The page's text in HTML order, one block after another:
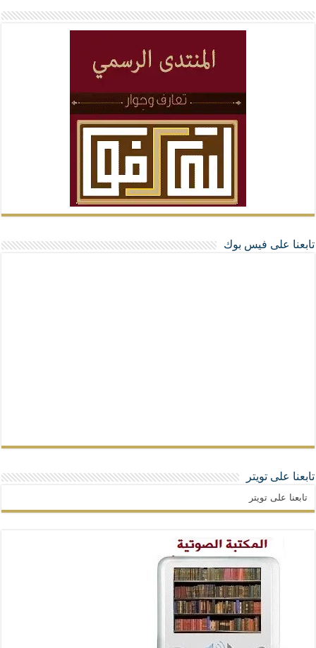
تابعنا على فيس بوك
تابعنا على تويتر
تابعنا على تويتر